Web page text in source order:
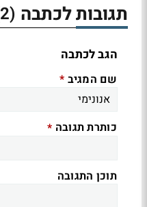
תגובות לכתבה (2)
הגב לכתבה
שם המגיב *
כותרת תגובה *
תוכן התגובה